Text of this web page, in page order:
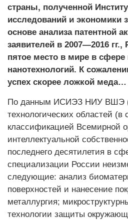
страны, полученной
исследований и
основе анализа патентной
заявителей в 2007—2016
пятое место в мире в
нанотехнологий. К
успех скорее ложкой меда…
По данным ИСИЭЗ НИУ ВШЭ
технологических областей (в
классификацией Всемирной
интеллектуальной
последнего десятилетия в
специализации России
следующие: анализ
поверхностей и нанесение
металлургия;
технологии защиты